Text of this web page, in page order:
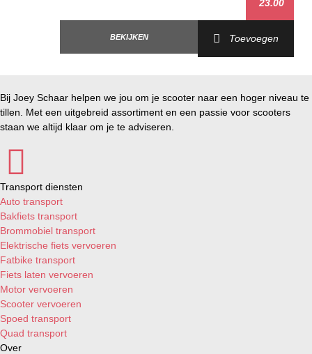
Vespa Sprint 50 AIR 4T 4V E2 '14-'17
Vespa Sprint 50i IGET AIR 4T 3V E4 '17-'20
23.00
BEKIJKEN Toevoegen
Bij Joey Schaar helpen we jou om je scooter naar een hoger niveau te
tillen. Met een uitgebreid assortiment en een passie voor scooters
staan we altijd klaar om je te adviseren.
Transport diensten
Auto transport
Bakfiets transport
Brommobiel transport
Elektrische fiets vervoeren
Fatbike transport
Fiets laten vervoeren
Motor vervoeren
Scooter vervoeren
Spoed transport
Quad transport
Over